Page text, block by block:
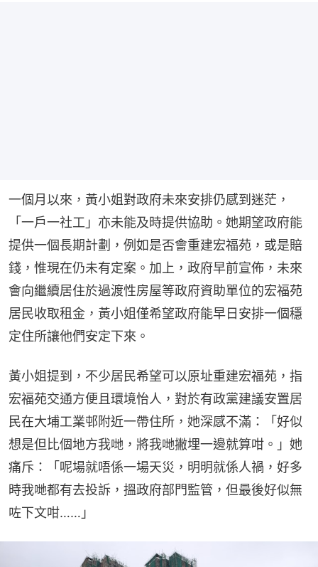
一個月以來，黃小姐對政府未來安排仍感到迷茫，
「一戶一社工」亦未能及時提供協助。她期望政府能
提供一個長期計劃，例如是否會重建宏福苑，或是賠
錢，惟現在仍未有定案。加上，政府早前宣佈，未來
會向繼續居住於過渡性房屋等政府資助單位的宏福苑
居民收取租金，黃小姐僅希望政府能早日安排一個穩
定住所讓他們安定下來。
黃小姐提到，不少居民希望可以原址重建宏福苑，指
宏福苑交通方便且環境怡人，對於有政黨建議安置居
民在大埔工業邨附近一帶住所，她深感不滿：「好似
想是但比個地方我哋，將我哋撇埋一邊就算咁。」她
痛斥：「呢場就唔係一場天災，明明就係人禍，好多
時我哋都有去投訴，搵政府部門監管，但最後好似無
咗下文咁……」